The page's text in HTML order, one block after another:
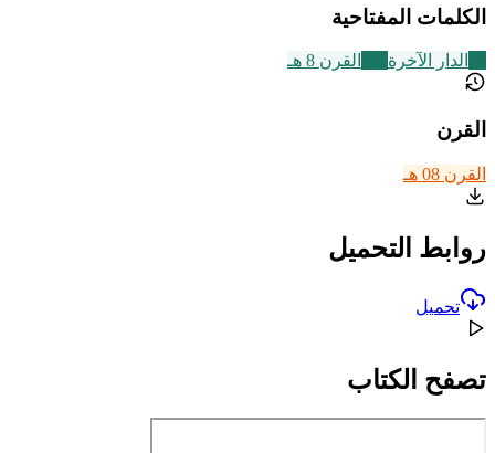
الكلمات المفتاحية
الدار الآخرة القرن 8 هـ
القرن
القرن 08 هـ
روابط التحميل
تحميل
تصفح الكتاب